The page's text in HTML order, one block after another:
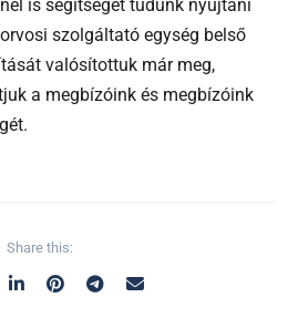
is segítséget tudunk nyújtani
szolgáltató egység belső
valósítottuk már meg,
a megbízóink és megbízóink
Share this: